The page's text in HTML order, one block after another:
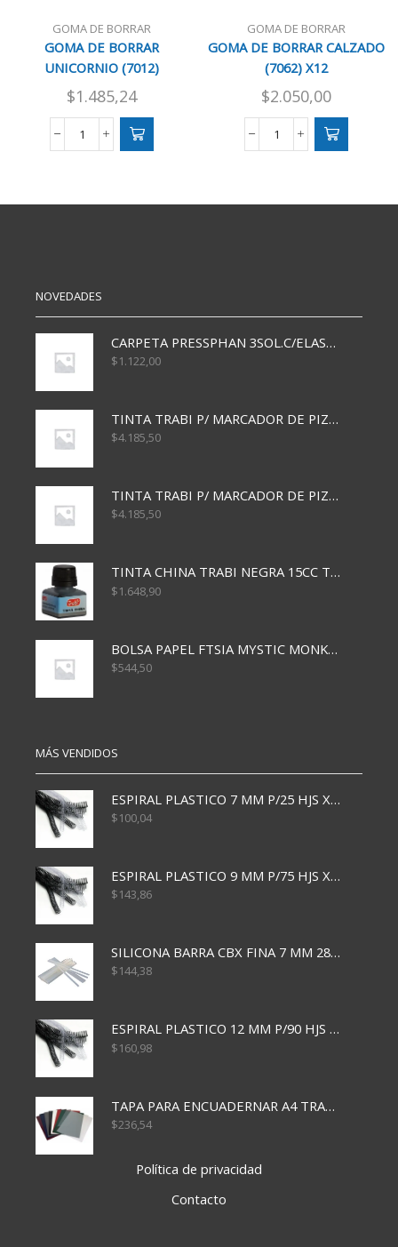
GOMA DE BORRAR
GOMA DE BORRAR
UNICORNIO (7012)
$1.485,24
GOMA
(7012)
GOMA DE BORRAR
GOMA DE BORRAR CALZADO
(7062) X12
$2.050,00
GOMA
(7062)
NOVEDADES
CARPETA PRESSPHAN 3SOL.C/ELAST MARRON A4 P01A
$1.122,00
TINTA TRABI P/ MARCADOR DE PIZARRA x30ml AZUL
$4.185,50
TINTA TRABI P/ MARCADOR DE PIZARRA x30ml ROJO
$4.185,50
TINTA CHINA TRABI NEGRA 15CC TR3460
$1.648,90
BOLSA PAPEL FTSIA MYSTIC MONKEY 14/08/20
$544,50
MÁS VENDIDOS
ESPIRAL PLASTICO 7 MM P/25 HJS X50x3000
$100,04
ESPIRAL PLASTICO 9 MM P/75 HJS X50X2400
$143,86
SILICONA BARRA CBX FINA 7 MM 28 CM
$144,38
ESPIRAL PLASTICO 12 MM P/90 HJS X50X1500
$160,98
TAPA PARA ENCUADERNAR A4 TRANSP x50x500
$236,54
Política de privacidad
Contacto